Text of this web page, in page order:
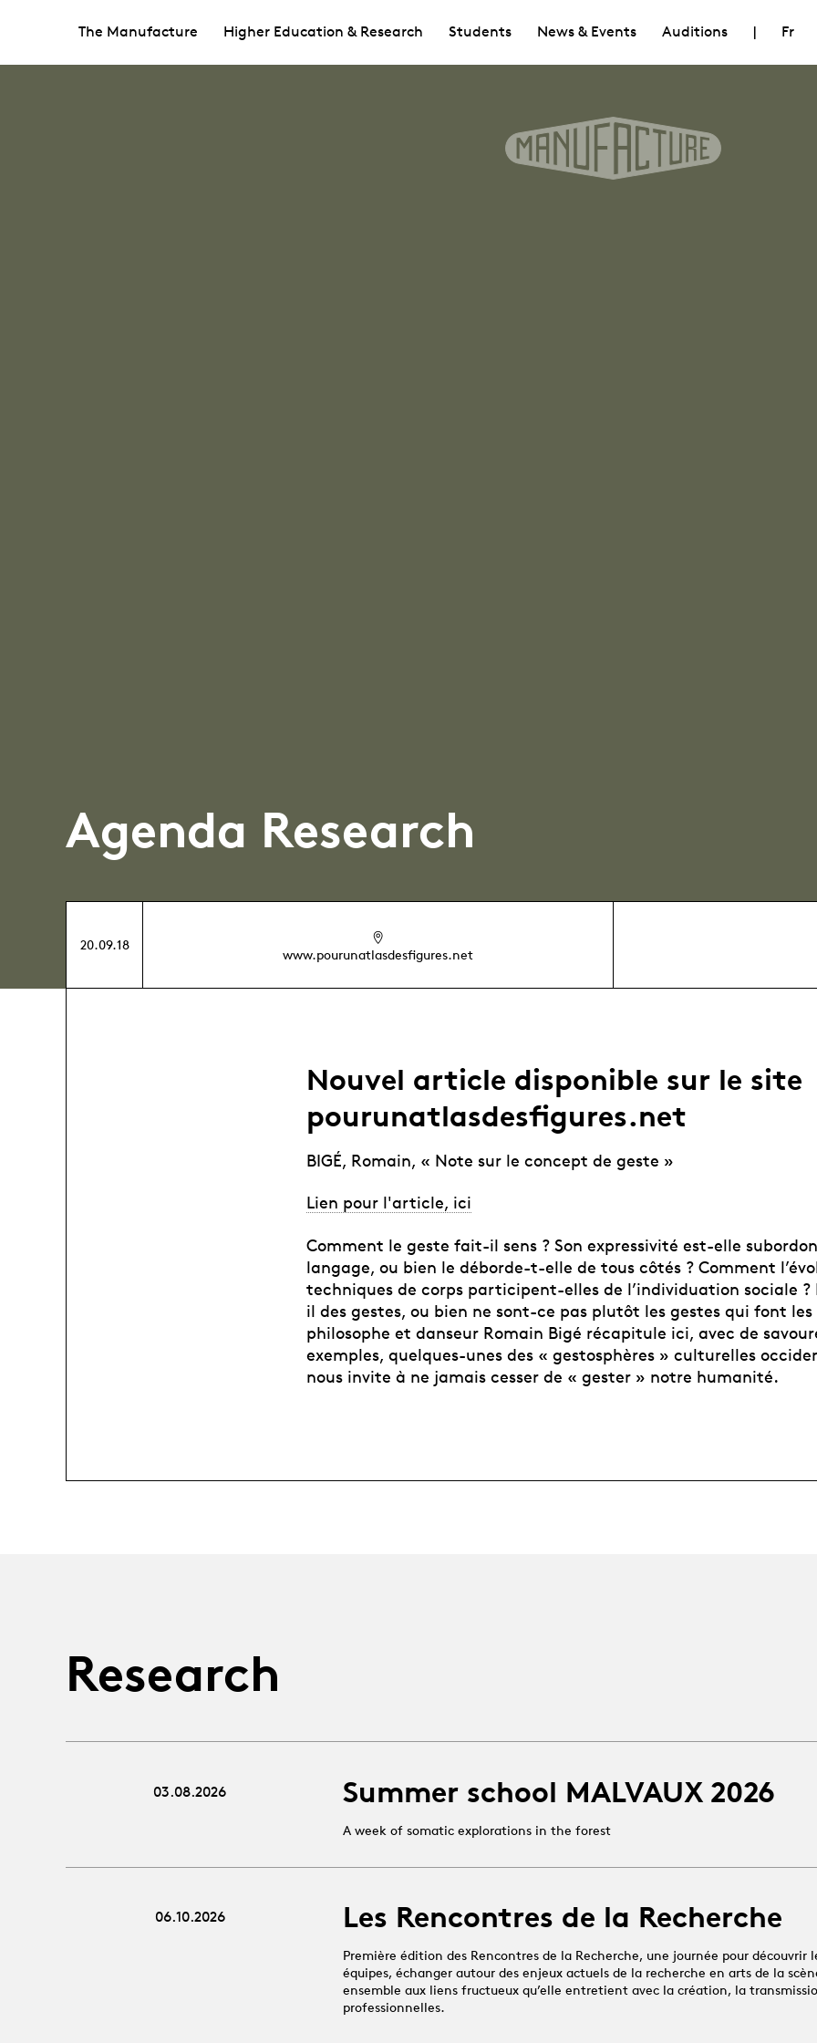
The Manufacture Higher Education & Research Students News & Events Auditions | Fr
Agenda Research
20.09.18
www.pourunatlasdesfigures.net
Nouvel article disponible sur le site
pourunatlasdesfigures.net
BIGÉ, Romain, « Note sur le concept de geste »
Lien pour l'article, ici
Comment le geste fait-il sens ? Son expressivité est-elle
langage, ou bien le déborde-t-elle de tous côtés ? Comment
techniques de corps participent-elles de l’individuation sociale
il des gestes, ou bien ne sont-ce pas plutôt les gestes qui font les
philosophe et danseur Romain Bigé récapitule ici, avec de
exemples, quelques-unes des « gestosphères » culturelles
nous invite à ne jamais cesser de « gester » notre humanité.
Research
03.08.2026 Summer school MALVAUX 2026
A week of somatic explorations in the forest
06.10.2026 Les Rencontres de la Recherche
Première édition des Rencontres de la Recherche, une journée pour découvrir
équipes, échanger autour des enjeux actuels de la recherche en arts de la
ensemble aux liens fructueux qu’elle entretient avec la création, la
professionnelles.